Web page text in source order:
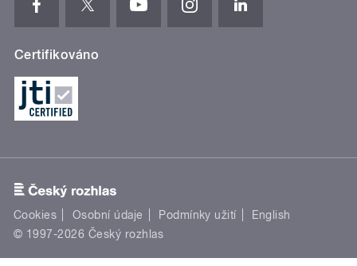
Certifikováno
Cookies Osobní údaje Podmínky užití
English
© 1997-2026 Český rozhlas